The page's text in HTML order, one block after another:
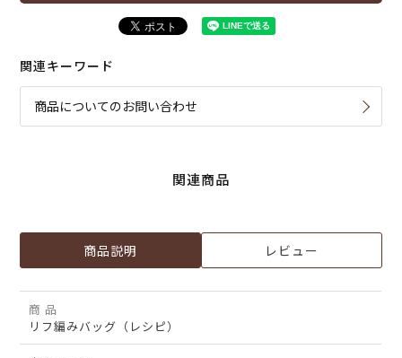
関連キーワード
商品についてのお問い合わせ
関連商品
商品説明 レビュー
商 品
リフ編みバッグ（レシピ）